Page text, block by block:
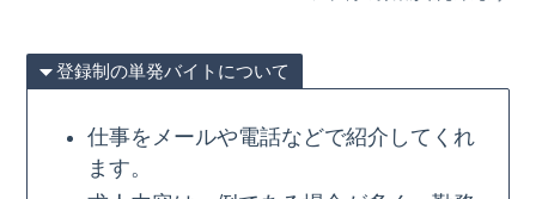
登録制の単発バイトについて
仕事をメールや電話などで紹介してくれ
ます。